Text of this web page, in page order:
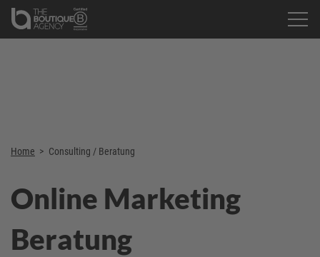
Home > Consulting / Beratung
Online Marketing
Beratung